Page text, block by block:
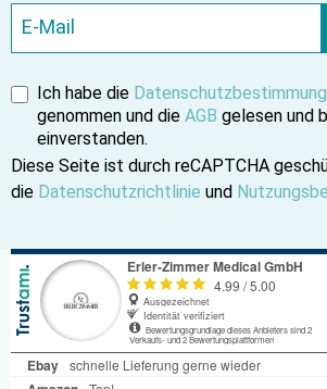
Ich habe die
genommen und die AGB gelesen und
einverstanden.
Diese Seite ist durch reCAPTCHA
die Datenschutzrichtlinie und